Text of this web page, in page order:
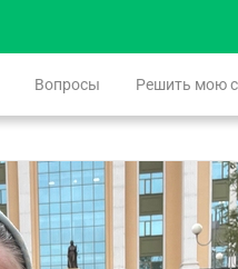
Вопросы Решить мою